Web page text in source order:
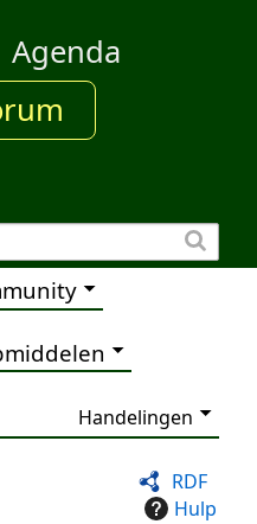
Agenda
Handelingen
RDF
Hulp